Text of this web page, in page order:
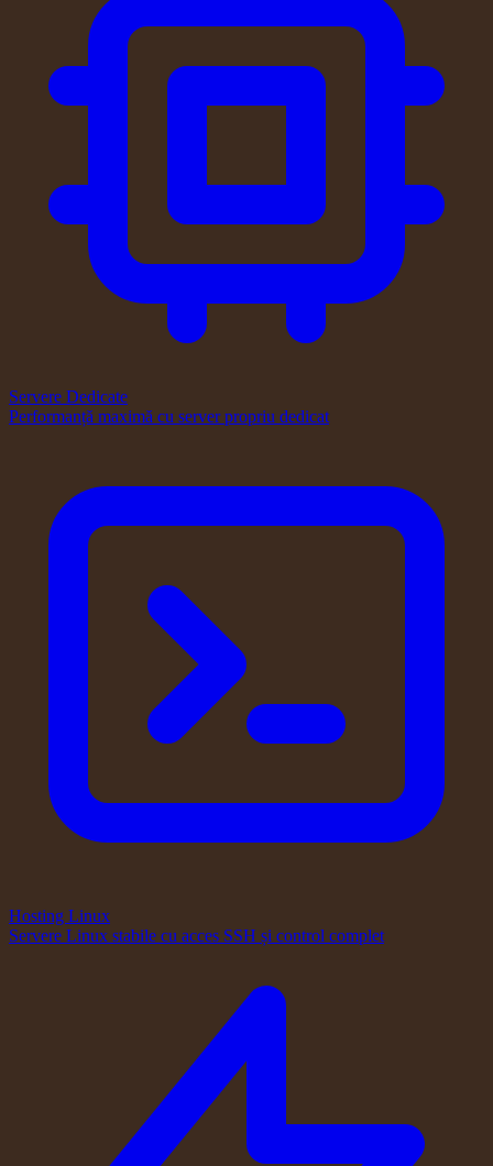
Servere Dedicate
Performanță maximă cu server propriu dedicat
Hosting Linux
Servere Linux stabile cu acces SSH și control complet